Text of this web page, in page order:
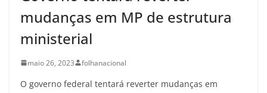
mudanças em MP de estrutura
ministerial
maio 26, 2023 folhanacional
O governo federal tentará reverter mudanças em